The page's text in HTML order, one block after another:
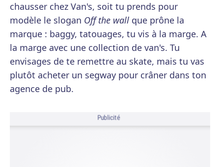
chausser chez Van's, soit tu prends pour
modèle le slogan Off the wall que prône la
marque : baggy, tatouages, tu vis à la marge. A
la marge avec une collection de van's. Tu
envisages de te remettre au skate, mais tu vas
plutôt acheter un segway pour crâner dans ton
agence de pub.
Publicité